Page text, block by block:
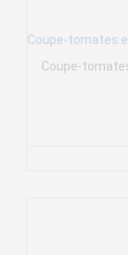
Coupe-tomates
Coupe-